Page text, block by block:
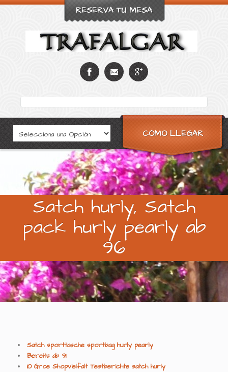
RESERVA TU MESA
CÓMO LLEGAR
Satch hurly, Satch
pack hurly pearly ab
96
Satch sporttasche sportbag hurly pearly
Bereits ab 91
10 Groe Shopvielfalt Testberichte satch hurly